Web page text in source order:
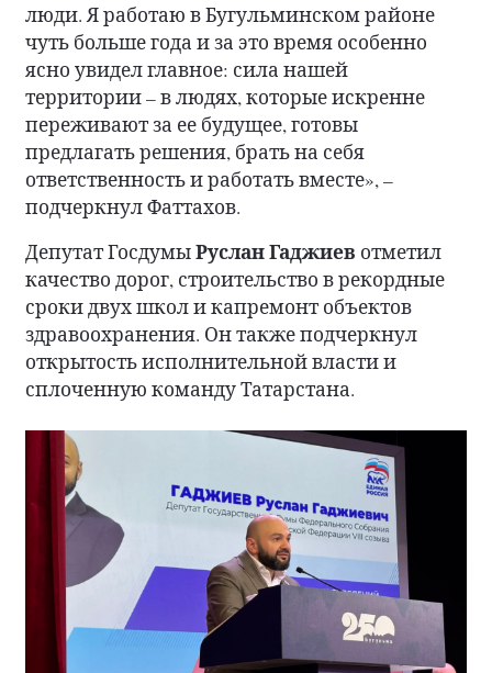
люди. Я работаю в Бугульминском районе
чуть больше года и за это время особенно
ясно увидел главное: сила нашей
территории – в людях, которые искренне
переживают за ее будущее, готовы
предлагать решения, брать на себя
ответственность и работать вместе», –
подчеркнул Фаттахов.
Депутат ГосдумыРуслан Гаджиев отметил
качество дорог, строительство в рекордные
сроки двух школ и капремонт объектов
здравоохранения. Он также подчеркнул
открытость исполнительной власти и
сплоченную команду Татарстана.